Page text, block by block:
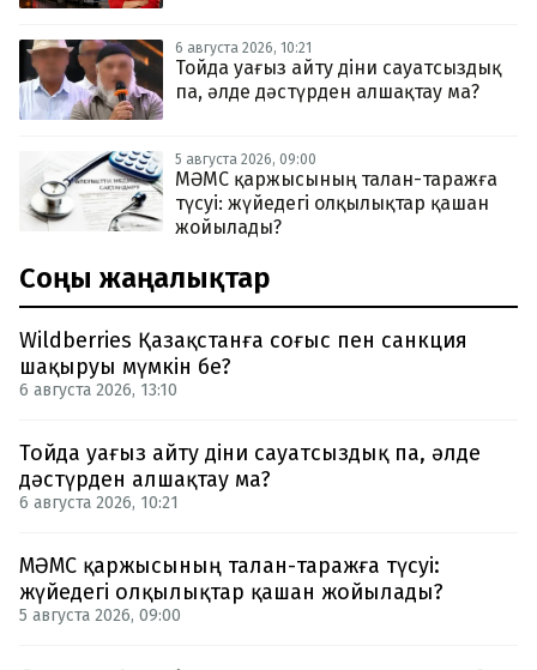
6 августа 2026, 10:21
Тойда уағыз айту діни сауатсыздық
па, әлде дәстүрден алшақтау ма?
5 августа 2026, 09:00
МӘМС қаржысының талан-таражға
түсуі: жүйедегі олқылықтар қашан
жойылады?
Соңғы жаңалықтар
Wildberries Қазақстанға соғыс пен санкция
шақыруы мүмкін бе?
6 августа 2026, 13:10
Тойда уағыз айту діни сауатсыздық па, әлде
дәстүрден алшақтау ма?
6 августа 2026, 10:21
МӘМС қаржысының талан-таражға түсуі:
жүйедегі олқылықтар қашан жойылады?
5 августа 2026, 09:00